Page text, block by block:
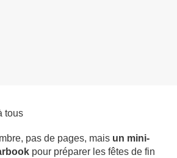
tous
pas de pages, mais un mini-
pour préparer les fêtes de fin